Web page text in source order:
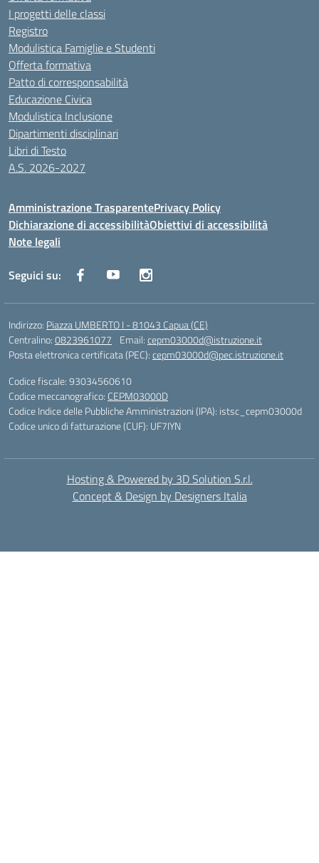
I progetti delle classi
Registro
Modulistica Famiglie e Studenti
Offerta formativa
Patto di corresponsabilità
Educazione Civica
Modulistica Inclusione
Dipartimenti disciplinari
Libri di Testo
A.S. 2026-2027
Amministrazione TrasparentePrivacy Policy
Dichiarazione di accessibilitàObiettivi di accessibilità
Note legali
Seguici su:
Indirizzo: Piazza UMBERTO I - 81043 Capua (CE)
Centralino:0823961077 Email:cepm03000d@istruzione.it
Posta elettronica certificata (PEC):cepm03000d@pec.istruzione.it
Codice fiscale: 93034560610
Codice meccanografico: CEPM03000D
Codice Indice delle Pubbliche Amministrazioni (IPA): istsc_cepm03000d
Codice unico di fatturazione (CUF): UF7IYN
Hosting & Powered by 3D Solution S.r.l.
Concept & Design by Designers Italia